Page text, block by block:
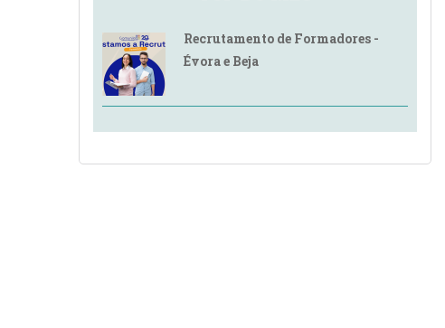
Recrutamento de Formadores -
Évora e Beja